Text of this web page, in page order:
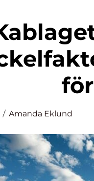
En
Amanda Eklund